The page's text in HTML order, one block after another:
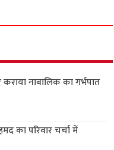
नाबालिक का गर्भपात
का परिवार चर्चा में